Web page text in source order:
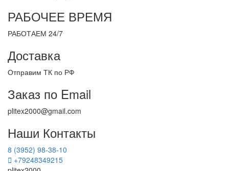
РАБОЧЕЕ ВРЕМЯ
РАБОТАЕМ 24/7
Доставка
Отправим ТК по РФ
Заказ по Email
plitex2000@gmail.com
Наши Контакты
8 (3952) 98-38-10
+79248349215